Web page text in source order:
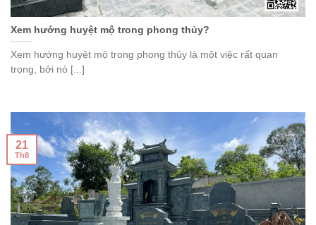
Xem hướng huyệt mộ trong phong thủy?
Xem hướng huyệt mộ trong phong thủy là một việc rất quan
trọng, bởi nó [...]
21
Th8